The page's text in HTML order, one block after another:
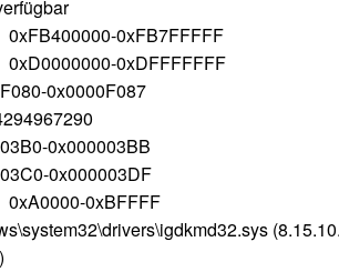
0xFB7FFFFF
0xDFFFFFFF
0x0000F087
0x000003BB
0x000003DF
0xBFFFF